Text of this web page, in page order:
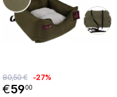
€5900
80,50 € -27%